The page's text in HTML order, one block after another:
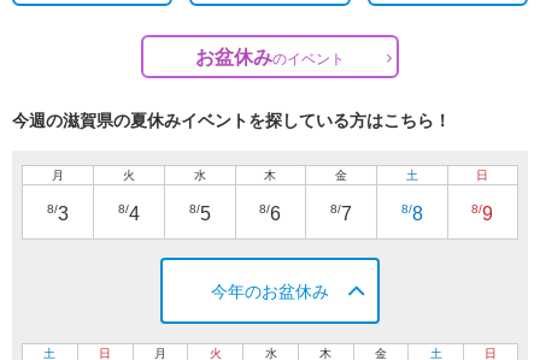
お盆休みのイベント
今週の滋賀県の夏休みイベントを探している方はこちら！
月
8/3
火
8/4
水
8/5
木
8/6
金
8/7
土
8/8
日
8/9
今年のお盆休み
土 日 月 火 水 木 金 土 日